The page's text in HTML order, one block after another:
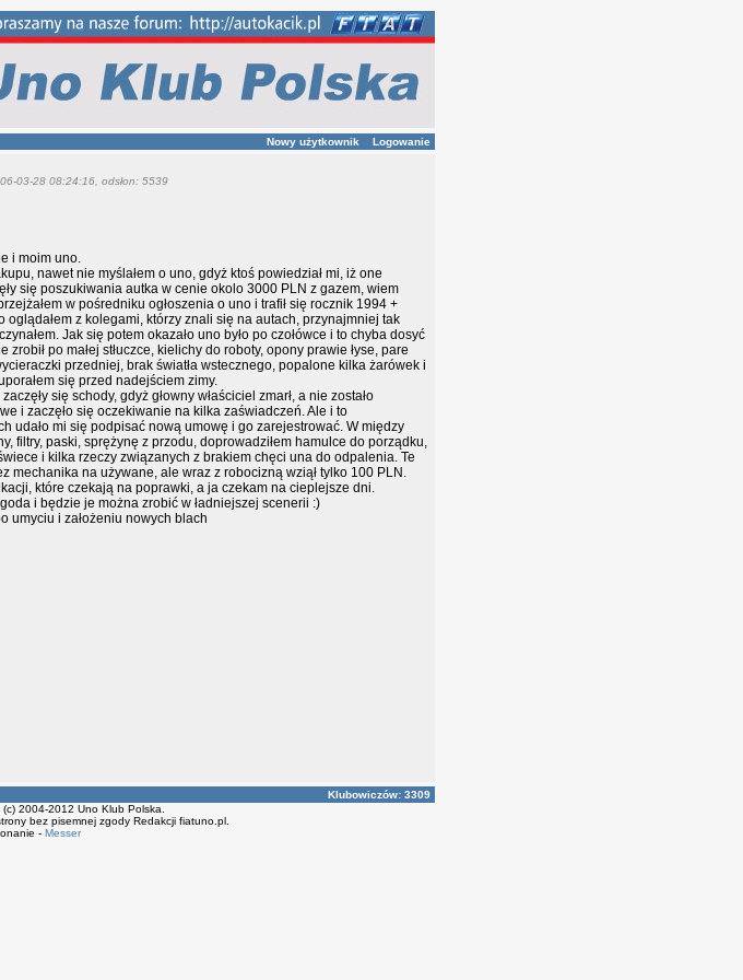
Nowy użytkownik Logowanie
03-28 08:24:16, odsłon: 5539
i moim uno.
nawet nie myślałem o uno, gdyż ktoś powiedział mi, iż one
się poszukiwania autka w cenie okolo 3000 PLN z gazem, wiem
w pośredniku ogłoszenia o uno i trafił się rocznik 1994 +
oglądałem z kolegami, którzy znali się na autach, przynajmniej tak
Jak się potem okazało uno było po czołówce i to chyba dosyć
po małej stłuczce, kielichy do roboty, opony prawie łyse, pare
przedniej, brak światła wstecznego, popalone kilka żarówek i
się przed nadejściem zimy.
się schody, gdyż głowny właściciel zmarł, a nie zostało
i zaczęło się oczekiwanie na kilka zaświadczeń. Ale i to
udało mi się podpisać nową umowę i go zarejestrować. W między
filtry, paski, sprężynę z przodu, doprowadziłem hamulce do porządku,
i kilka rzeczy związanych z brakiem chęci una do odpalenia. Te
mechanika na używane, ale wraz z robocizną wziął tylko 100 PLN.
które czekają na poprawki, a ja czekam na cieplejsze dni.
i będzie je można zrobić w ładniejszej scenerii :)
umyciu i założeniu nowych blach
Klubowiczów: 3309
2004-2012 Uno Klub Polska.
bez pisemnej zgody Redakcji fiatuno.pl.
- Messer